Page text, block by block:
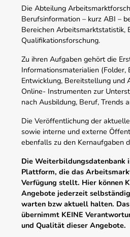
Die Abteilung
Berufsinformation – kurz ABI –
Bereichen Arbeitsmarktstatistik,
Qualifikationsforschung.
Zu ihren Aufgaben gehört die
Informationsmaterialien (Folder,
Entwicklung, Bereitstellung und
Online- Instrumenten zur
nach Ausbildung, Beruf, Trends
Die Veröffentlichung der
sowie interne und externe
ebenfalls zu den Kernaufgaben
Die Weiterbildungsdatenbank
Plattform, die das
Verfügung stellt. Hier können
Angebote jederzeit
warten bzw aktuell halten.
übernimmt KEINE
und Qualität dieser Angebote.